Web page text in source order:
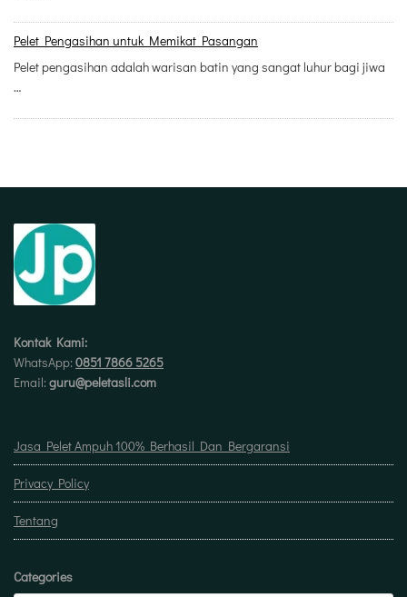
Pelet Pengasihan untuk Memikat Pasangan
Pelet pengasihan adalah warisan batin yang sangat luhur bagi jiwa
…
Kontak Kami:
WhatsApp: 0851 7866 5265
Email: guru@peletasli.com
Jasa Pelet Ampuh 100% Berhasil Dan Bergaransi
Privacy Policy
Tentang
Categories